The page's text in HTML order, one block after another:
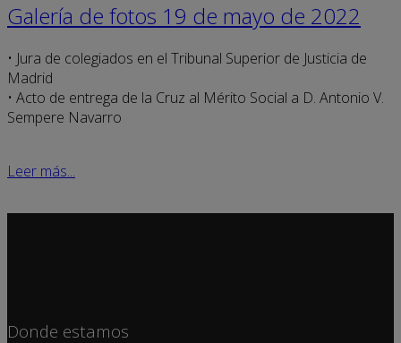
Galería de fotos 19 de mayo de 2022
• Jura de colegiados en el Tribunal Superior de Justicia de
Madrid
• Acto de entrega de la Cruz al Mérito Social a D. Antonio V.
Sempere Navarro
Leer más...
Donde estamos